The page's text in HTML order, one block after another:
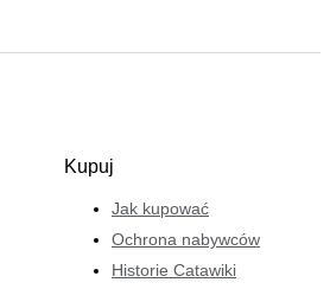
Kupuj
Jak kupować
Ochrona nabywców
Historie Catawiki